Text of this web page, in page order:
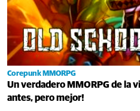
Corepunk MMORPG
Un verdadero MMORPG de la
antes, pero mejor!